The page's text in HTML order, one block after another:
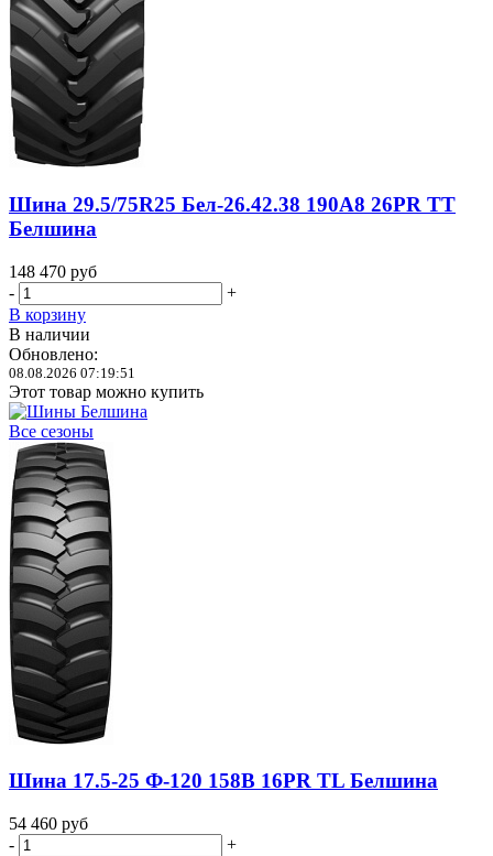
Шина 29.5/75R25 Бел-26.42.38 190A8 26PR TT
Белшина
148 470 руб
-
+
В корзину
В наличии
Обновлено:
08.08.2026 07:19:51
Этот товар можно купить
Все сезоны
Шина 17.5-25 Ф-120 158B 16PR TL Белшина
54 460 руб
-
+